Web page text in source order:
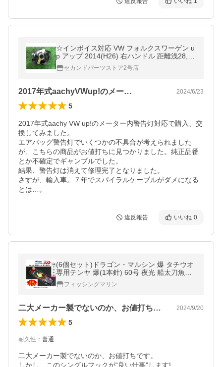
☆インボイス対応 VW フォルクスワーゲン u
p アップ 2014(H26) 右ハンドル 距離浅28,79
8km・AACHY・スパイラルケーブル
セカンドパーツストア2号店
2017年式aachyVWup!のメー… 2024/6/23
5
2017年式aachy VW up!のメーター内警告灯対応で購入、交
換してみました。
エアバッグ警告灯でいくつかの不具合が考えられました
が、こちらの商品がお値打ちに見つかりました。純正品番
とか不確定でギャンブルでした。
結果、警告灯は消えて修理完了となりました。
さすが、輸入車。７年でスパイラルケーブルがダメになる
とは…。
違反報告 いいね 0
(6個セット)ドラゴン・マルシン 爆 タチウオ
専用テンヤ 爆(1本針) 60号 夜光 船太刀魚テ
ンヤ シングルフックタイプアシストフック
付 DORAGON/Marushin
フィッシングマリン
二大メーカー製でないのか、お値打ちです… 2024/9/20
5
耐久性 ： 普通
二大メーカー製でないのか、お値打ちです。
しかし、このシングルフックが“良い仕事”します!